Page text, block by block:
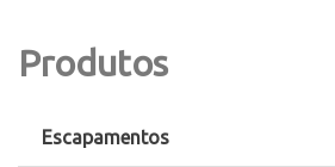
Produtos
Escapamentos